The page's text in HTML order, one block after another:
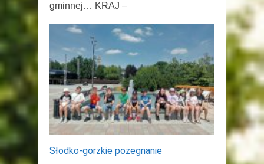
gminnej… KRAJ –
Słodko-gorzkie pożegnanie